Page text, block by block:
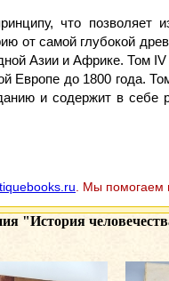
что
от самой глубокой
Азии и Африке. Том
Европе до 1800 года.
и содержит в себе
. Мы помогаем
"История